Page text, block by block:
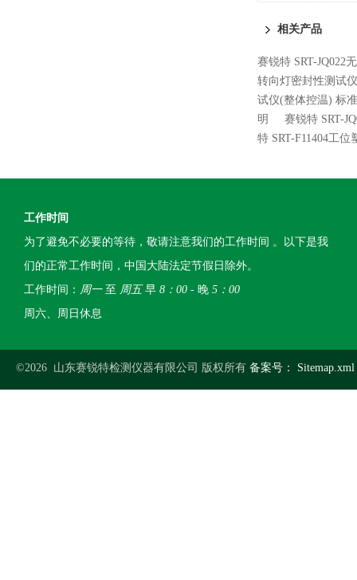
相关产品
赛锐特 SRT-JQ022
转向灯密封性测试
试仪(整体控温) 标准
明
赛锐特 SRT-
特 SRT-F11404工
工作时间
为了避免不必要的等待，敬请注意我们的工作时间 。以下是我
们的正常工作时间，中国大陆法定节假日除外。
工作时间： 周一至 周五早 8：00 - 晚 5：00
周六、周日休息
©2026 山东赛锐特检测仪器有限公司 版权所有 备案号： Sitemap.xml